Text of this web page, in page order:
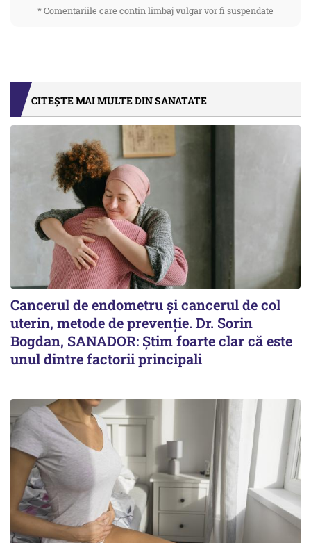
* Comentariile care contin limbaj vulgar vor fi suspendate
CITEȘTE MAI MULTE DIN SANATATE
Cancerul de endometru și cancerul de col
uterin, metode de prevenție. Dr. Sorin
Bogdan, SANADOR: Știm foarte clar că este
unul dintre factorii principali